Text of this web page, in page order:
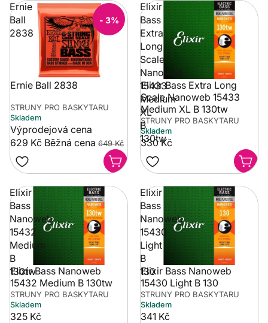
Ernie
Ball
2838
- 3%
Ernie Ball 2838
STRUNY PRO BASKYTARU
Skladem
Výprodejová cena
629 Kč Běžná cena 649 Kč
Elixir
Bass
Extra
Long
Scale
Nanoweb
15433
Medium
XL
B
130tw
Elixir Bass Extra Long
Scale Nanoweb 15433
Medium XL B 130tw
STRUNY PRO BASKYTARU
Skladem
330 Kč
Elixir
Bass
Nanoweb
15432
Medium
B
130tw
Elixir Bass Nanoweb
15432 Medium B 130tw
STRUNY PRO BASKYTARU
Skladem
325 Kč
Elixir
Bass
Nanoweb
15430
Light
B
130
Elixir Bass Nanoweb
15430 Light B 130
STRUNY PRO BASKYTARU
Skladem
341 Kč